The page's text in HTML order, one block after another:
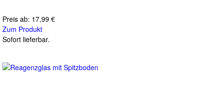
Preis ab: 17,99 €
Zum Produkt
Sofort lieferbar.